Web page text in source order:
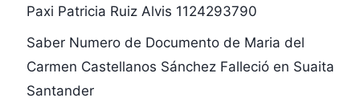
Paxi Patricia Ruiz Alvis 1124293790
Saber Numero de Documento de Maria del
Carmen Castellanos Sánchez Falleció en Suaita
Santander